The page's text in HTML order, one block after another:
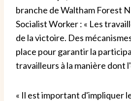
branche de Waltham Forest
Socialist Worker : « Les
de la victoire. Des
place pour garantir la
travailleurs à la manière dont
« Il est important d'impliquer